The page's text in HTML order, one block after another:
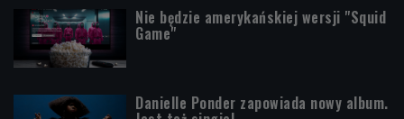
Nie będzie amerykańskiej wersji "Squid
Game"
Danielle Ponder zapowiada nowy album.